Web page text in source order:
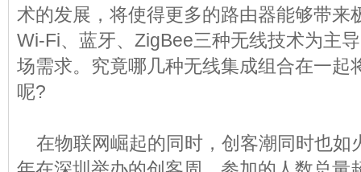
术的发展，将使得更多的路由器能够带来
Wi-Fi、蓝牙、ZigBee三种无线技术为主
场需求。究竟哪几种无线集成组合在一起
呢?
在物联网崛起的同时，创客潮同时也如